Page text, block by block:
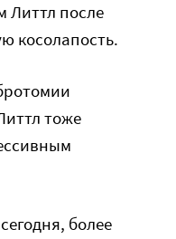
Литтл после
косолапость.
тоже
более